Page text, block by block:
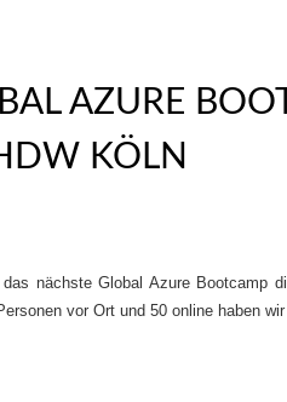
AZURE
KÖLN
nächste Global Azure Bootcamp
vor Ort und 50 online haben